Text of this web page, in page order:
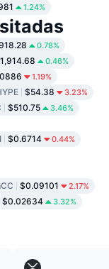
1.24%
0.78%
0.46%
1.19%
$54.38 3.23%
$510.75 3.46%
$0.6714 0.44%
CC $0.09101 2.17%
$0.02634 3.32%